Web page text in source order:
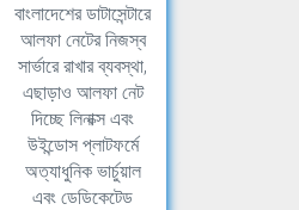
বাংলাদেশের ডাটাসেন্টারে
আলফা নেটের নিজস্ব
সার্ভারে রাখার ব্যবস্থা,
এছাড়াও আলফা নেট
দিচ্ছে লিনাক্স এবং
উইন্ডোস প্লাটফর্মে
অত্যাধুনিক ভার্চুয়াল
এবং ডেডিকেটেড